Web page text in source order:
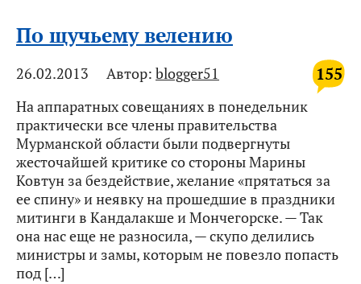
По щучьему велению
155
26.02.2013 Автор: blogger51
На аппаратных совещаниях в понедельник
практически все члены правительства
Мурманской области были подвергнуты
жесточайшей критике со стороны Марины
Ковтун за бездействие, желание «прятаться за
ее спину» и неявку на прошедшие в праздники
митинги в Кандалакше и Мончегорске. — Так
она нас еще не разносила, — скупо делились
министры и замы, которым не повезло попасть
под […]